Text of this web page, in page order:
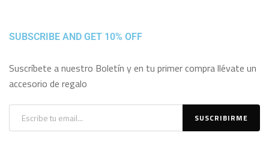
SUBSCRIBE AND GET 10% OFF
Suscríbete a nuestro Boletín y en tu primer compra llévate un
accesorio de regalo